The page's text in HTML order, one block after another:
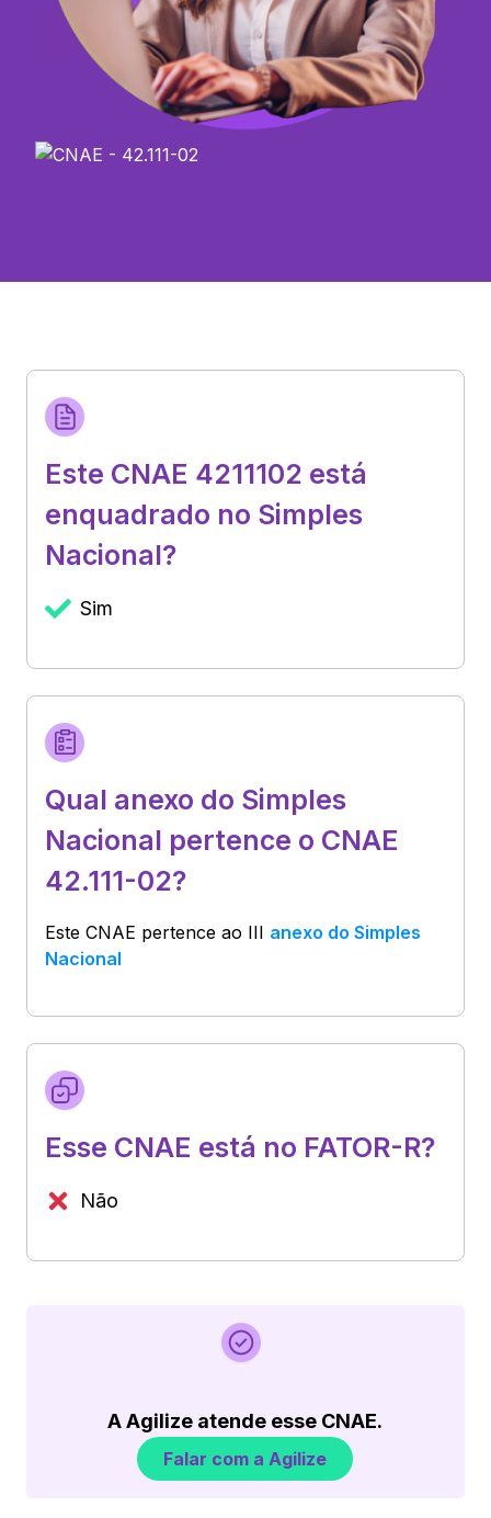
Este CNAE 4211102 está
enquadrado no Simples
Nacional?
Sim
Qual anexo do Simples
Nacional pertence o CNAE
42.111-02?
Este CNAE pertence ao III anexo do Simples
Nacional
Esse CNAE está no FATOR-R?
Não
A Agilize atende esse CNAE.
Falar com a Agilize